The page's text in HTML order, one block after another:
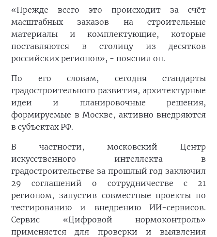
«Прежде всего это происходит за счёт
масштабных заказов на строительные
материалы и комплектующие, которые
поставляются в столицу из десятков
российских регионов», - пояснил он.
По его словам, сегодня стандарты
градостроительного развития, архитектурные
идеи и планировочные решения,
формируемые в Москве, активно внедряются
в субъектах РФ.
В частности, московский Центр
искусственного интеллекта в
градостроительстве за прошлый год заключил
29 соглашений о сотрудничестве с 21
регионом, запустив совместные проекты по
тестированию и внедрению ИИ-сервисов.
Сервис «Цифровой нормоконтроль»
применяется для проверки и выявления